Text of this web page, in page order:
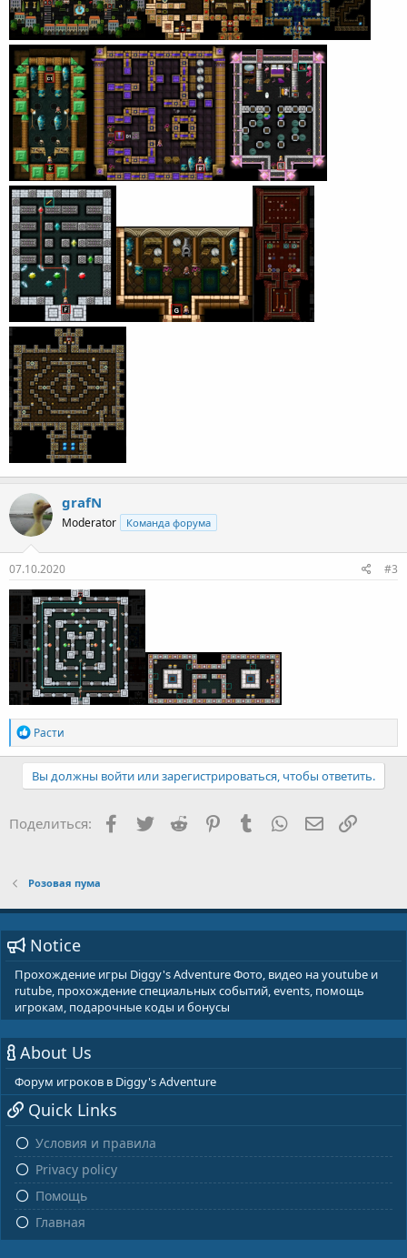
grafN
Moderator Команда форума
07.10.2020 #3
R
e
a
c
t
o
n
Расти
Вы должны войти или зарегистрироваться, чтобы ответить.
Поделиться: Facebook
Twitter Reddit PinterestTumblr WhatsApp
E-mail
Розовая пума
Notice
Прохождение игры Diggy's Adventure Фото, видео на youtube и
rutube, прохождение специальных событий, events, помощь
игрокам, подарочные коды и бонусы
About Us
Форум игроков в Diggy's Adventure
Quick Links
Условия и правила
Privacy policy
Помощь
Главная